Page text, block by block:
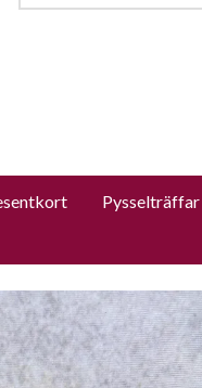
Pysselträffar